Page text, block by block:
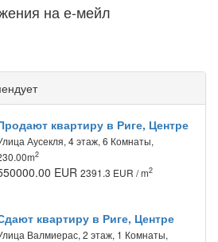
на е-мейл
квартиру в Риге, Центре
Аусекля, 4 этаж, 6 Комнаты,
2
EUR 2391.3 EUR / m2
квартиру в Риге, Центре
Валмиерас, 2 этаж, 1 Комнаты,